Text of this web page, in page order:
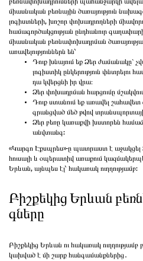
Նորություններ
բեռնափոխադրումների պահանջարկի
միասնական բեռնային ծառայություն
լոգիստների, խոշոր փոխադրողների
համագործակցության ընդհանուր
միասնական բեռնափոխադրման
առավելություններն են՝
Դուք խնայում եք Ձեր ժամանակը`
լոգիստիկ ընկերություն
դա կվերցնի իր վրա։
Ձեր փոխադրման հարցումը
Դուք ստանում եք առավել
գրանցված մեծ թվով
Ձեր բեռը կառաքվի խստորեն
անվտանգ:
«Կարգո Էքսպրես»-ը պատրաստ է աջակցել
հուսալի և օպերատիվ առաքում
Երևան, այնպես էլ՝ հակառակ ուղղությամբ:
Բիշքեկից Երևան
գները
Բիշքեկից Երևան ու հակառակ
կախված է մի շարք հանգամանքներից․